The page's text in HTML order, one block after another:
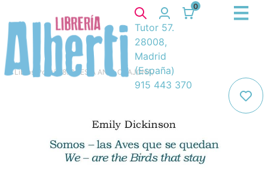
0
Tutor 57.
28008,
Madrid
(España)
915 443 370
Libros Poesía /8. POESIA ANGLOSAJONA/